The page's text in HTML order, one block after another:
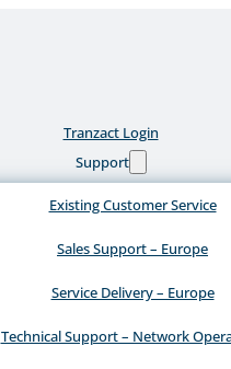
Tranzact Login
Support
Existing Customer Service
Sales Support – Europe
Service Delivery – Europe
Technical Support – Network